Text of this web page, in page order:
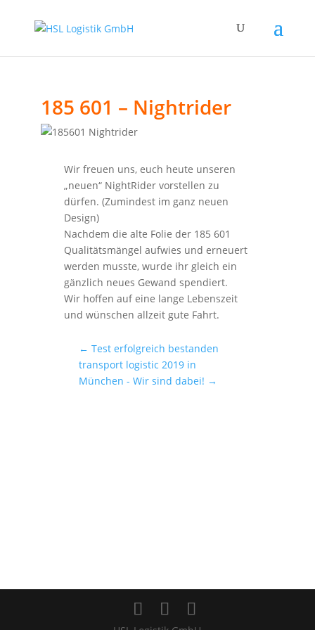
185 601 – Nightrider
Wir freuen uns, euch heute unseren
„neuen“ NightRider vorstellen zu
dürfen. (Zumindest im ganz neuen
Design)
Nachdem die alte Folie der 185 601
Qualitätsmängel aufwies und erneuert
werden musste, wurde ihr gleich ein
gänzlich neues Gewand spendiert.
Wir hoffen auf eine lange Lebenszeit
und wünschen allzeit gute Fahrt.
←Test erfolgreich bestanden
transport logistic 2019 in
München - Wir sind dabei! →